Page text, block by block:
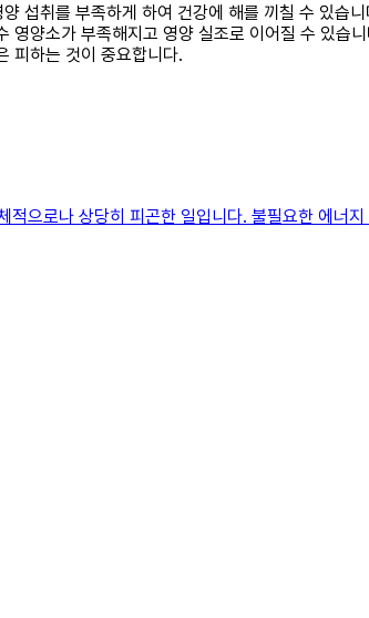
섭취를 부족하게 하여 건강에 해를 끼칠 수 있습
양소가 부족해지고 영양 실조로 이어질 수 있습
피하는 것이 중요합니다.
으로나 상당히 피곤한 일입니다. 불필요한 에너